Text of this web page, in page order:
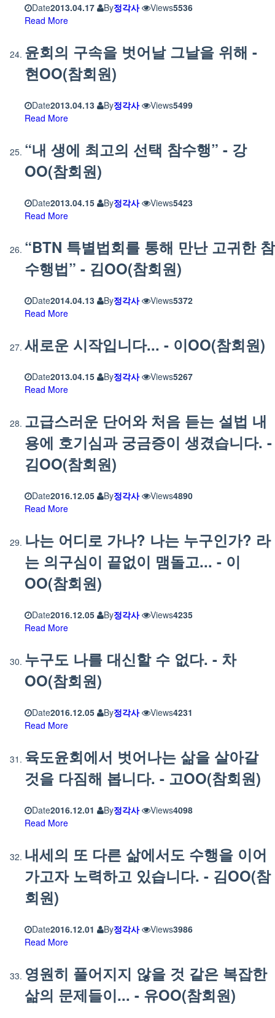
Date2013.04.17 By정각사 Views5536
Read More
윤회의 구속을 벗어날 그날을 위해 -
현OO(참회원)
Date2013.04.13 By정각사 Views5499
Read More
“내 생에 최고의 선택 참수행” - 강
OO(참회원)
Date2013.04.15 By정각사 Views5423
Read More
“BTN 특별법회를 통해 만난 고귀한 참
수행법” - 김OO(참회원)
Date2014.04.13 By정각사 Views5372
Read More
새로운 시작입니다... - 이OO(참회원)
Date2013.04.15 By정각사 Views5267
Read More
고급스러운 단어와 처음 듣는 설법 내
용에 호기심과 궁금증이 생겼습니다. -
김OO(참회원)
Date2016.12.05 By정각사 Views4890
Read More
나는 어디로 가나? 나는 누구인가? 라
는 의구심이 끝없이 맴돌고... - 이
OO(참회원)
Date2016.12.05 By정각사 Views4235
Read More
누구도 나를 대신할 수 없다. - 차
OO(참회원)
Date2016.12.05 By정각사 Views4231
Read More
육도윤회에서 벗어나는 삶을 살아갈
것을 다짐해 봅니다. - 고OO(참회원)
Date2016.12.01 By정각사 Views4098
Read More
내세의 또 다른 삶에서도 수행을 이어
가고자 노력하고 있습니다. - 김OO(참
회원)
Date2016.12.01 By정각사 Views3986
Read More
영원히 풀어지지 않을 것 같은 복잡한
삶의 문제들이... - 유OO(참회원)